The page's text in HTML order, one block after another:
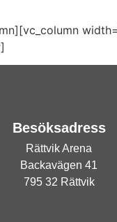
Besöksadress
Rättvik Arena
Backavägen 41
795 32 Rättvik